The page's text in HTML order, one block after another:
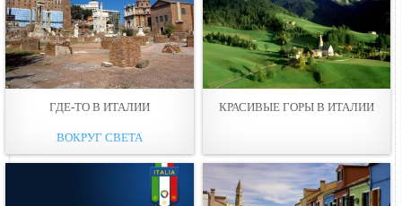
ГДЕ-ТО В ИТАЛИИ
ВОКРУГ СВЕТА
КРАСИВЫЕ ГОРЫ В ИТАЛИИ